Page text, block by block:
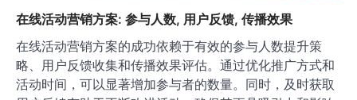
在线活动营销方案: 参与人数, 用户反馈, 传播效果
在线活动营销方案的成功依赖于有效的参与人数提升策
略、用户反馈收集和传播效果评估。通过优化推广方式和
活动时间，可以显著增加参与者的数量。同时，及时获取